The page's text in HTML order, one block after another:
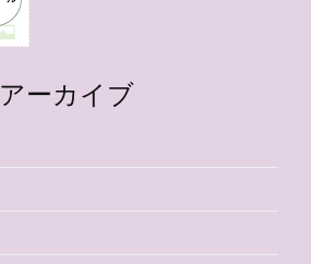
アーカイブ